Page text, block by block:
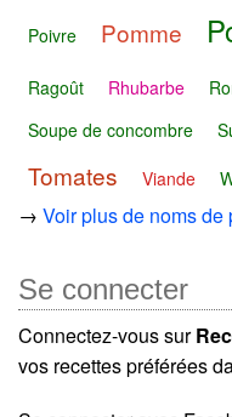
Poivre Pomme
Ragoût Rhubarbe
Soupe de concombre
Tomates Viande
→ Voir plus de noms
Se connecter
Connectez-vous sur
vos recettes préférées